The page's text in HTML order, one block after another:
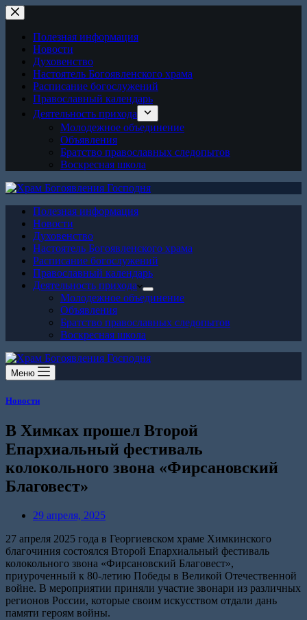
Перейти
к
сути
Полезная информация
Новости
Духовенство
Настоятель Богоявленского храма
Расписание богослужений
Православный календарь
Деятельность прихода
Молодежное объединение
Объявления
Братство православных следопытов
Воскресная школа
Полезная информация
Новости
Духовенство
Настоятель Богоявленского храма
Расписание богослужений
Православный календарь
Деятельность прихода
Молодежное объединение
Объявления
Братство православных следопытов
Воскресная школа
Меню
Новости
В Химках прошел Второй
Епархиальный фестиваль
колокольного звона «Фирсановский
Благовест»
29 апреля, 2025
27 апреля 2025 года в Георгиевском храме Химкинского
благочиния состоялся Второй Епархиальный фестиваль
колокольного звона «Фирсановский Благовест»,
приуроченный к 80-летию Победы в Великой Отечественной
войне. В мероприятии приняли участие звонари из различных
регионов России, которые своим искусством отдали дань
памяти героям войны.